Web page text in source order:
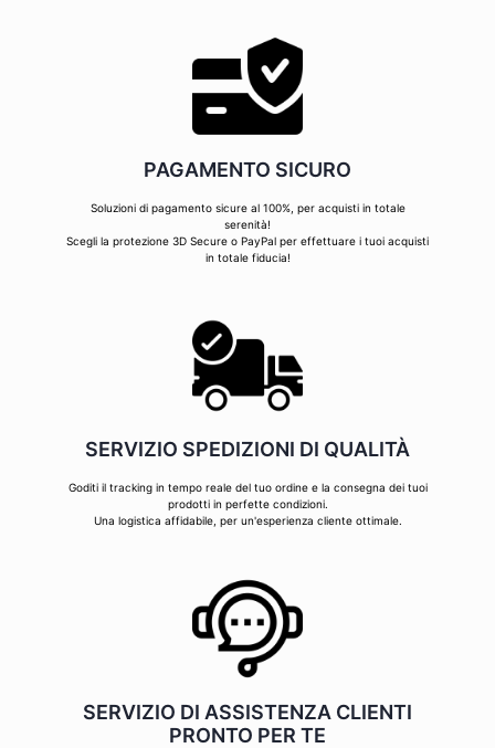
PAGAMENTO SICURO
Soluzioni di pagamento sicure al 100%, per acquisti in totale
serenità!
Scegli la protezione 3D Secure o PayPal per effettuare i tuoi acquisti
in totale fiducia!
SERVIZIO SPEDIZIONI DI QUALITÀ
Goditi il tracking in tempo reale del tuo ordine e la consegna dei tuoi
prodotti in perfette condizioni.
Una logistica affidabile, per un'esperienza cliente ottimale.
SERVIZIO DI ASSISTENZA CLIENTI
PRONTO PER TE